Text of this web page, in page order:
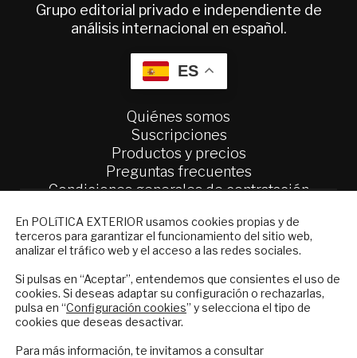
Grupo editorial privado e independiente de
análisis internacional en español.
ES
Quiénes somos
Suscripciones
Productos y precios
Preguntas frecuentes
Condiciones generales de contratación
Colaboraciones
Publicidad
Contacto
Política Exterior
Informe Semanal de Política Exterior
Afkar/Ideas
En POLíTICA EXTERIOR usamos cookies propias y de
terceros para garantizar el funcionamiento del sitio web,
analizar el tráfico web y el acceso a las redes sociales.
Si pulsas en “Aceptar”, entendemos que consientes el uso de
cookies. Si deseas adaptar su configuración o rechazarlas,
pulsa en “Configuración cookies” y selecciona el tipo de
cookies que deseas desactivar.
Para más información, te invitamos a consultar
NEWSLETTER
Suscríbase a nuestro boletín electrónico y
reciba en su correo el mejor análisis
internacional en español.